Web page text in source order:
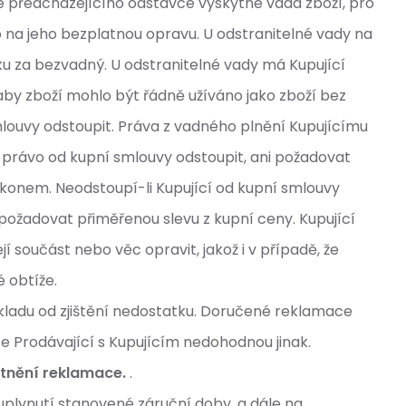
jeho bezplatnou opravu. U odstranitelné vady na
bezvadný. U odstranitelné vady má Kupující
zboží mohlo být řádně užíváno jako zboží bez
odstoupit. Práva z vadného plnění Kupujícímu
od kupní smlouvy odstoupit, ani požadovat
Neodstoupí-li Kupující od kupní smlouvy
přiměřenou slevu z kupní ceny. Kupující
součást nebo věc opravit, jakož i v případě, že
obtíže.
od zjištění nedostatku. Doručené reklamace
Prodávající s Kupujícím nedohodnou jinak.
reklamace..